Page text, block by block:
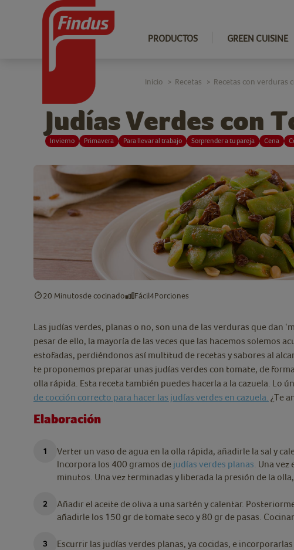
PRODUCTOS GREEN CUISINE
Judías Verdes con
Invierno Primavera Para llevar al trabajo Sorprender a tu pareja Cena
Inicio > Recetas > Recetas con verduras
20 Minutosde cocinado Fácil4Porciones
Las judías verdes, planas o no, son una de las verduras que dan
pesar de ello, la mayoría de las veces que las hacemos solemos
estofadas, perdiéndonos así multitud de recetas y sabores al
te proponemos preparar unas judías verdes con tomate, de
olla rápida. Esta receta también puedes hacerla a la cazuela. Lo
de cocción correcto para hacer las judías verdes en cazuela. ¿Te
Elaboración
Verter un vaso de agua en la olla rápida, añadirle la sal y
Incorpora los 400 gramos de judías verdes planas. Una vez
minutos. Una vez terminadas y liberada la presión de la
Añadir el aceite de oliva a una sartén y calentar.
añadirle los 150 gr de tomate seco y 80 gr de pasas.
Escurrir las judías verdes planas, ya cocidas, e